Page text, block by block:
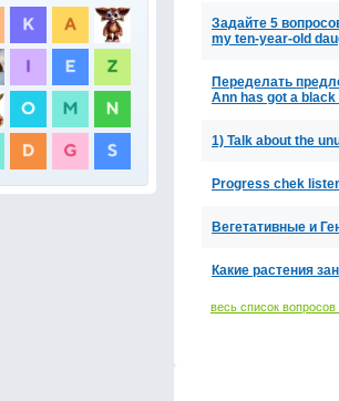
Задайте 5
my ten-year-old
Переделать
Ann has got a
1) Talk about the
Progress chek
Вегетативные и
Какие растения
весь список вопросов